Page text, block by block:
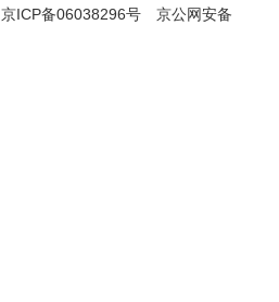
京ICP备06038296号
京公网安备